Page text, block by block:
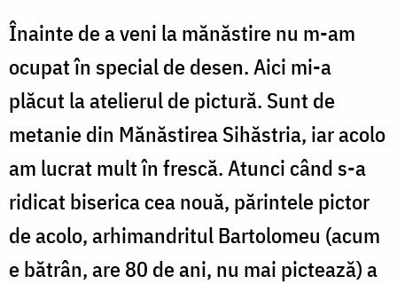
Înainte de a veni la mănăstire nu m-am
ocupat în special de desen. Aici mi-a
plăcut la atelierul de pictură. Sunt de
metanie din Mănăstirea Sihăstria, iar acolo
am lucrat mult în frescă. Atunci când s-a
ridicat biserica cea nouă, părintele pictor
de acolo, arhimandritul Bartolomeu (acum
e bătrân, are 80 de ani, nu mai pictează) a